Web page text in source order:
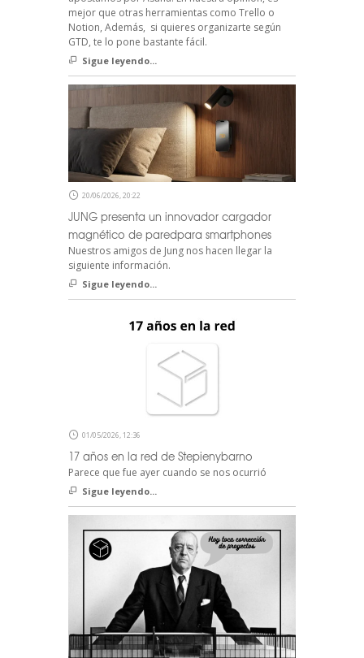
mejor que otras herramientas como Trello o
Notion, Además, si quieres organizarte según
GTD, te lo pone bastante fácil.
Sigue leyendo...
20/06/2026, 20:22
JUNG presenta un innovador cargador
magnético de paredpara smartphones
Nuestros amigos de Jung nos hacen llegar la
siguiente información.
Sigue leyendo...
01/05/2026, 12:36
17 años en la red de Stepienybarno
Parece que fue ayer cuando se nos ocurrió
Sigue leyendo...